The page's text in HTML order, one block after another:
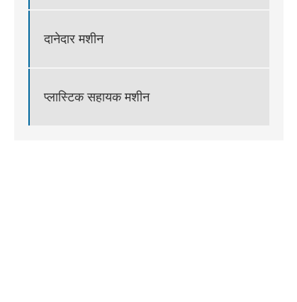
दानेदार मशीन
प्लास्टिक सहायक मशीन